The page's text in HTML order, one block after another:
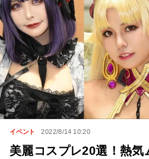
イベント 2022/8/14 10:20
美麗コスプレ20選！熱気